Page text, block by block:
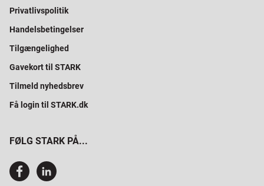
Privatlivspolitik
Handelsbetingelser
Tilgængelighed
Gavekort til STARK
Tilmeld nyhedsbrev
Få login til STARK.dk
FØLG STARK PÅ...